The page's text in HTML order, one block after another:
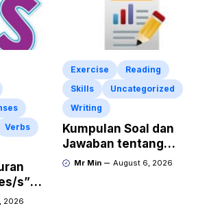
Verbs
s”
2026
Exercise
Reading
Skills
Uncategorized
Writing
Kumpulan Soal dan
Jawaban tentang
Report Text Terbaru
Mr Min August 6, 2026